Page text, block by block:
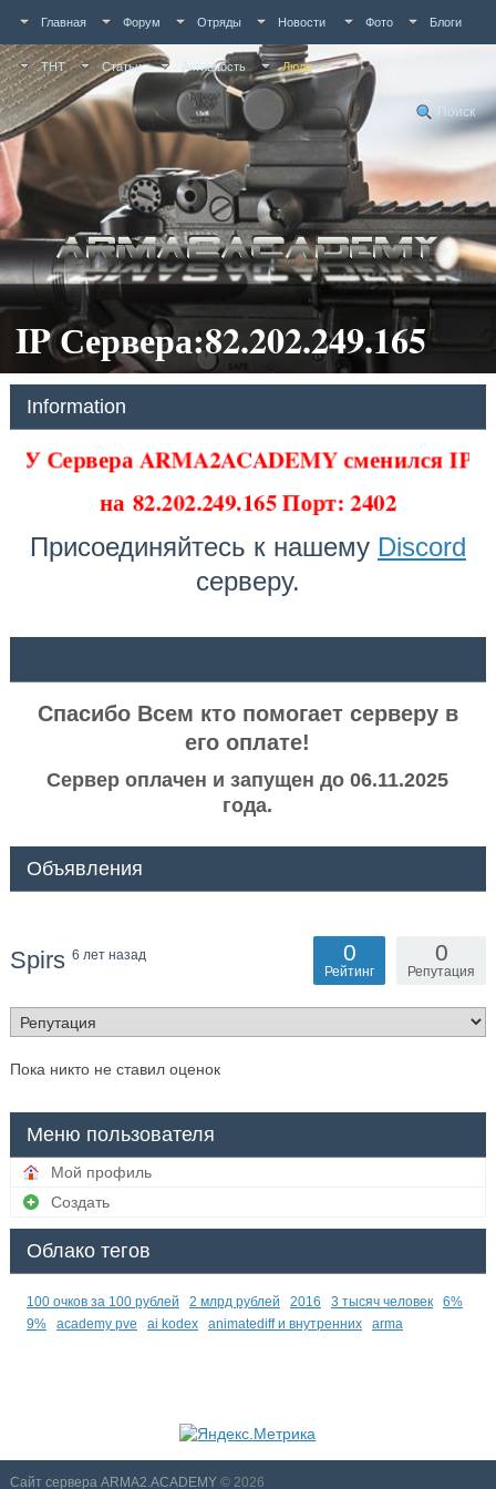
Главная Форум Отряды Новости Фото Блоги
ТНТ Статьи Активность Люди
Поиск
IP Сервера:82.202.249.165
Information
У Сервера ARMA2ACADEMY сменился IP
на 82.202.249.165 Порт: 2402
Присоединяйтесь к нашему Discord
серверу.
Спасибо Всем кто помогает серверу в
его оплате!
Сервер оплачен и запущен до 06.11.2025
года.
Объявления
Spirs 6 лет назад 0
Репутация
0
Рейтинг
Пока никто не ставил оценок
Меню пользователя
Мой профиль
Создать
Облако тегов
100 очков за 100 рублей 2 млрд рублей 2016 3 тысяч человек
6%
9%
academy pve ai kodex animatediff и внутренних arma
Сайт сервера ARMA2.ACADEMY© 2026